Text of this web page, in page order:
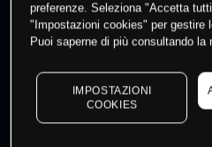
questo prodotto
preferenze. Seleziona "Accetta
"Impostazioni cookies" per gestire
Puoi saperne di più consultando la
IMPOSTAZIONI
COOKIES